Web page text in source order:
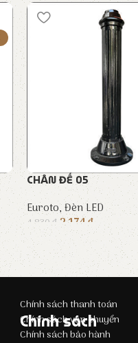
CHÂN ĐẾ 05
Euroto,Đèn LED
4.830₫ 2.174₫
Chính sách
Chính sách thanh toán
Chính sách vận chuyển
Chính sách bảo hành